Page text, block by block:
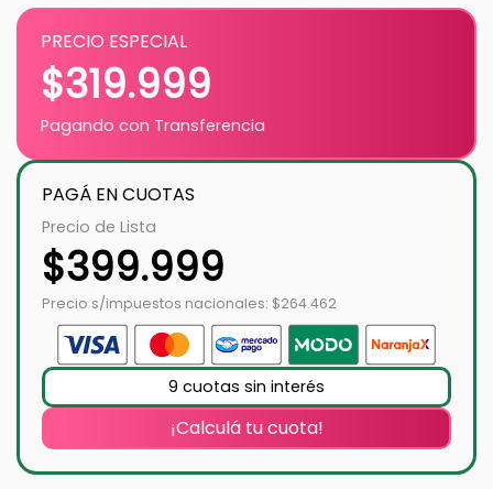
PRECIO ESPECIAL
$319.999
Pagando con Transferencia
PAGÁ EN CUOTAS
Precio de Lista
$399.999
Precio s/impuestos nacionales: $264.462
9 cuotas sin interés
¡Calculá tu cuota!